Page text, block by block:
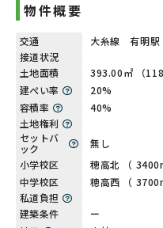
物件概要
交通
大糸線 有明
接道状況
土地面積
393.00㎡ （
建ぺい率
20%
容積率
40%
土地権利
セットバ
ック
無し
小学校区
穂高北 （
中学校区
穂高西 （
私道負担
建築条件
ー